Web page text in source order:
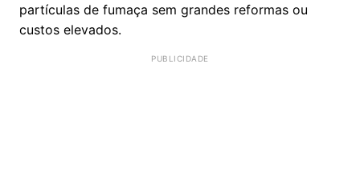
partículas de fumaça sem grandes reformas ou
custos elevados.